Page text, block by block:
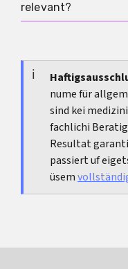
zeitversetzt
es anders Konzept.
Kreislaufproblem
relevant?
sälteni Ding
meist nöd die
Beschwerde oder
nume für
sind kei
fachlichi
Resultat
passiert uf
üsem